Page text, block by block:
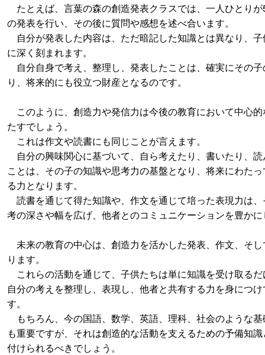
たとえば、言葉の森の創造発表クラスでは、一人ひとり
の発表を行い、その後に質問や感想を述べ合います。
自分が発表した内容は、ただ暗記した知識とは異なり、
に深く刻まれます。
自分自身で考え、整理し、発表したことは、確実にその
り、将来的にも役立つ財産となるのです。
このように、創造力や発信力は今後の教育において中心
たすでしょう。
これは作文や読書にも同じことが言えます。
自分の興味関心に基づいて、自ら考えたり、書いたり、
ことは、その子の知識や思考力の基盤となり、将来にわた
る力となります。
読書を通じて得た知識や、作文を通じて培った表現力は
考の深さや幅を広げ、他者とのコミュニケーションを豊か
未来の教育の中心は、創造力を活かした発表、作文、そ
ります。
これらの活動を通じて、子供たちは単に知識を受け取る
自分の考えを整理し、表現し、他者と共有する力を身につ
す。
もちろん、今の国語、数学、英語、理科、社会のような
も重要ですが、それは創造的な活動を支えるための予備知
付けられるべきでしょう。